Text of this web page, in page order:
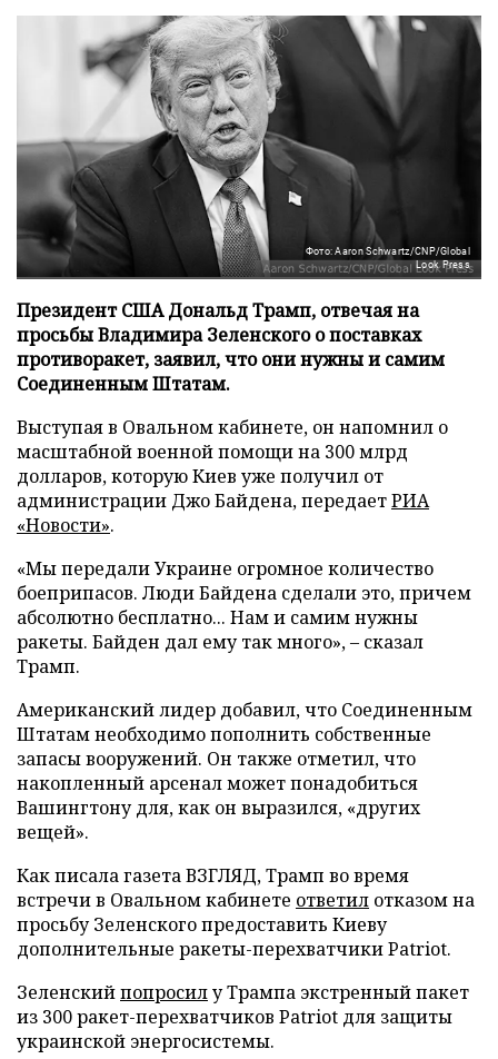
Фото: Aaron Schwartz/CNP/Global
Look Press
Президент США Дональд Трамп, отвечая на
просьбы Владимира Зеленского о поставках
противоракет, заявил, что они нужны и самим
Соединенным Штатам.
Выступая в Овальном кабинете, он напомнил о
масштабной военной помощи на 300 млрд
долларов, которую Киев уже получил от
администрации Джо Байдена, передаетРИА
«Новости».
«Мы передали Украине огромное количество
боеприпасов. Люди Байдена сделали это, причем
абсолютно бесплатно... Нам и самим нужны
ракеты. Байден дал ему так много», – сказал
Трамп.
Американский лидер добавил, что Соединенным
Штатам необходимо пополнить собственные
запасы вооружений. Он также отметил, что
накопленный арсенал может понадобиться
Вашингтону для, как он выразился, «других
вещей».
Как писала газета ВЗГЛЯД, Трамп во время
встречи в Овальном кабинете ответил отказом на
просьбу Зеленского предоставить Киеву
дополнительные ракеты-перехватчики Patriot.
Зеленскийпопросилу Трампа экстренный пакет
из 300 ракет-перехватчиков Patriot для защиты
украинской энергосистемы.